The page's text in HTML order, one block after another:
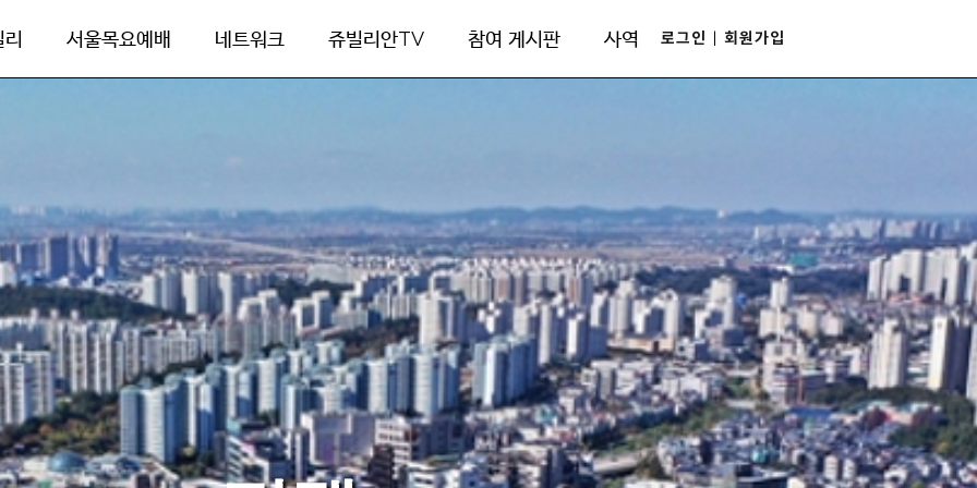
서울목요예배 네트워크 쥬빌리안TV 참여 게시판 사역 로그인 회원가입